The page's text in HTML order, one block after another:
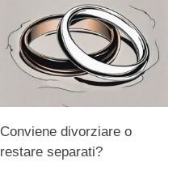
Conviene divorziare o
restare separati?